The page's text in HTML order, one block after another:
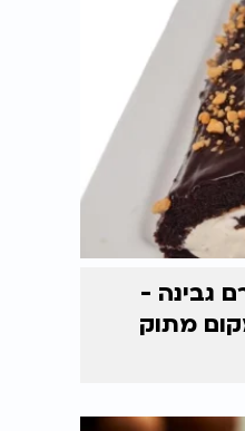
גבינה -
מתוק